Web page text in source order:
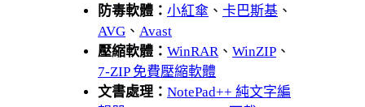
防毒軟體： 小紅傘 、 卡巴斯基 、
AVG 、 Avast
壓縮軟體： WinRAR、 WinZIP 、
7-ZIP 免費壓縮軟體
文書處理： NotePad++ 純文字編